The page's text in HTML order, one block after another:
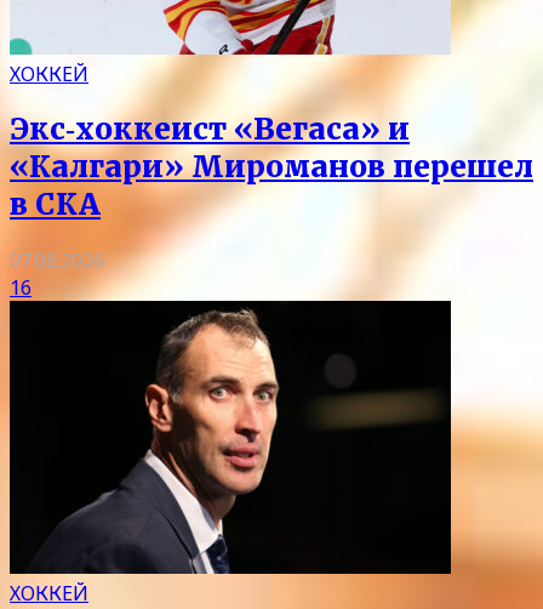
ХОККЕЙ
Экс‑хоккеист «Вегаса» и
«Калгари» Мироманов перешел
в СКА
07.08.2026
16
ХОККЕЙ